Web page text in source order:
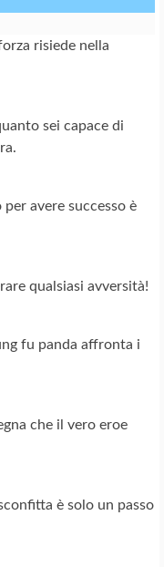
risiede nella
sei capace di
per avere successo è
qualsiasi avversità!
fu panda affronta i
che il vero eroe
è solo un passo